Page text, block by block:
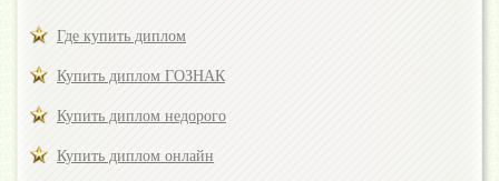
Где купить диплом
Купить диплом ГОЗНАК
Купить диплом недорого
Купить диплом онлайн